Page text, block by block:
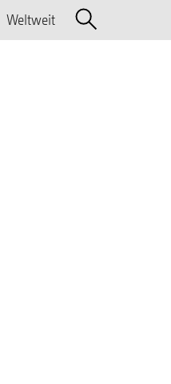
Weltweit